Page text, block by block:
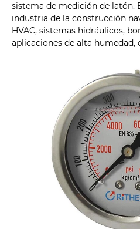
sistema de medición de latón.
industria de la construcción
HVAC, sistemas hidráulicos,
aplicaciones de alta humedad,